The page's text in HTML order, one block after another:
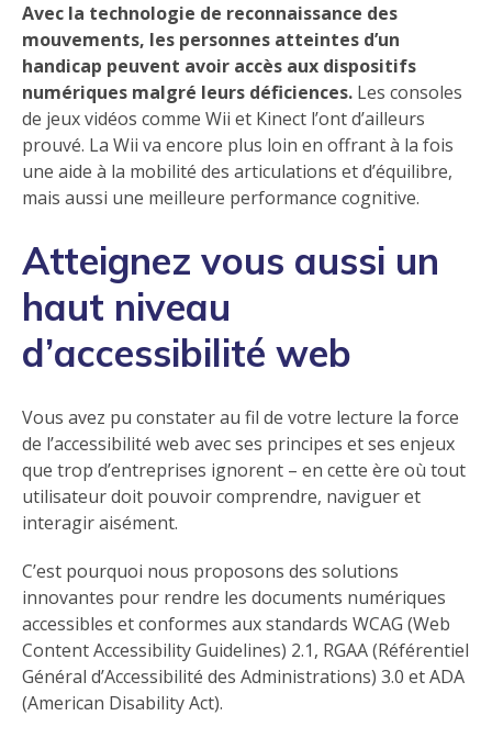
Avec la technologie de reconnaissance des
mouvements, les personnes atteintes d’un
handicap peuvent avoir accès aux dispositifs
numériques malgré leurs déficiences. Les consoles
de jeux vidéos comme Wii et Kinect l’ont d’ailleurs
prouvé. La Wii va encore plus loin en offrant à la fois
une aide à la mobilité des articulations et d’équilibre,
mais aussi une meilleure performance cognitive.
Atteignez vous aussi un
haut niveau
d’accessibilité web
Vous avez pu constater au fil de votre lecture la force
de l’accessibilité web avec ses principes et ses enjeux
que trop d’entreprises ignorent – en cette ère où tout
utilisateur doit pouvoir comprendre, naviguer et
interagir aisément.
C’est pourquoi nous proposons des solutions
innovantes pour rendre les documents numériques
accessibles et conformes aux standards WCAG (Web
Content Accessibility Guidelines) 2.1, RGAA (Référentiel
Général d’Accessibilité des Administrations) 3.0 et ADA
(American Disability Act).